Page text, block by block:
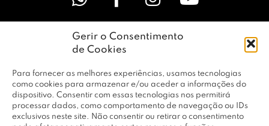
Gerir o Consentimento
de Cookies
Para fornecer as melhores experiências, usamos tecnologias
como cookies para armazenar e/ou aceder a informações do
dispositivo. Consentir com essas tecnologias nos permitirá
processar dados, como comportamento de navegação ou IDs
exclusivos neste site. Não consentir ou retirar o consentimento
LINKS ÚTEIS
EMPRESA
PERFIL